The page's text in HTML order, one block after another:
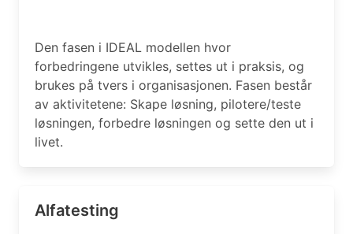
Den fasen i IDEAL modellen hvor
forbedringene utvikles, settes ut i praksis, og
brukes på tvers i organisasjonen. Fasen består
av aktivitetene: Skape løsning, pilotere/teste
løsningen, forbedre løsningen og sette den ut i
livet.
Alfatesting